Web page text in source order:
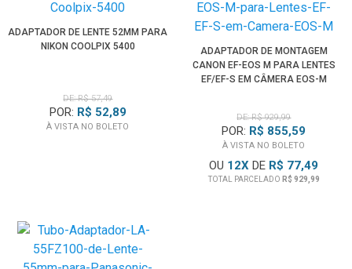
ADAPTADOR DE LENTE 52MM PARA
NIKON COOLPIX 5400
DE: R$ 57,49
POR: R$ 52,89
À VISTA NO BOLETO
ADAPTADOR DE MONTAGEM
CANON EF-EOS M PARA LENTES
EF/EF-S EM CÂMERA EOS-M
DE: R$ 929,99
POR: R$ 855,59
À VISTA NO BOLETO
OU 12X DE R$ 77,49
TOTAL PARCELADO R$ 929,99